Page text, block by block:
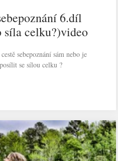
6.díl
síla celku?)video
sebepoznání sám nebo je
se sílou celku ?